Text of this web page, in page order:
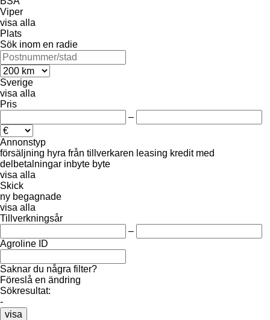
Viper
visa alla
Plats
Sök inom en radie
Sverige
visa alla
Pris
–
Annonstyp
försäljning hyra från tillverkaren leasing kredit med
delbetalningar inbyte byte
visa alla
Skick
ny begagnade
visa alla
Tillverkningsår
–
Agroline ID
Saknar du några filter?
Föreslå en ändring
Sökresultat:
-
visa